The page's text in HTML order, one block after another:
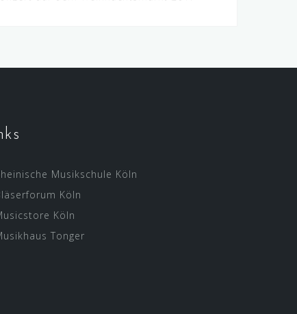
Musikschule Köln
Köln
Köln
Tonger